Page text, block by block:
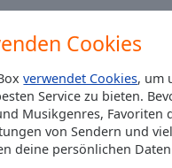
Cookies
verwendet Cookies, um
Service zu bieten.
Musikgenres, Favoriten
von Sendern und
deine persönlichen Daten